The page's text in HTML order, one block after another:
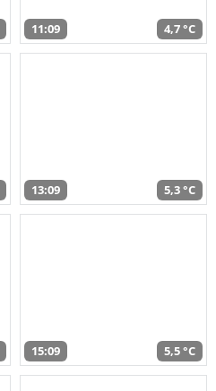
11:09 4,7 °C
13:09 5,3 °C
15:09 5,5 °C